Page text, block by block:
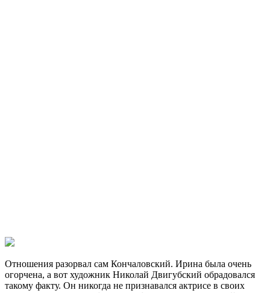
Отношения разорвал сам Кончаловский. Ирина была очень
огорчена, а вот художник Николай Двигубский обрадовался
такому факту. Он никогда не признавался актрисе в своих